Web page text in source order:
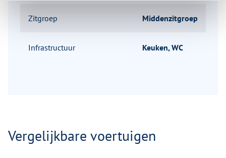
Zitgroep Middenzitgroep
Infrastructuur Keuken, WC
Vergelijkbare voertuigen